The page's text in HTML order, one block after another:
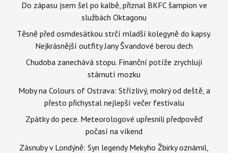
Do zápasu jsem šel po kalbě, přiznal BKFC šampion ve
službách Oktagonu
Těsně před osmdesátkou strčí mladší kolegyně do kapsy.
Nejkrásnější outfity Jany Švandové berou dech
Chudoba zanechává stopu. Finanční potíže zrychlují
stárnutí mozku
Moby na Colours of Ostrava: Střízlivý, mokrý od deště, a
přesto přichystal nejlepší večer festivalu
Zpátky do pece. Meteorologové upřesnili předpověď
počasí na víkend
Zásnuby v Londýně: Syn legendy Mekyho Žbirky oznámil,